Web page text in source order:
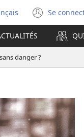
Se (ouvre
une
danger ?